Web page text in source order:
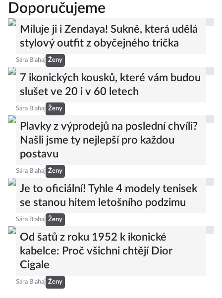
Doporučujeme
Miluje ji i Zendaya! Sukně, která udělá
stylový outfit z obyčejného trička
Sára Blahaj Ženy
7 ikonických kousků, které vám budou
slušet ve 20 i v 60 letech
Sára Blahaj Ženy
Plavky z výprodejů na poslední chvíli?
Našli jsme ty nejlepší pro každou
postavu
Sára Blahaj Ženy
Je to oficiální! Tyhle 4 modely tenisek
se stanou hitem letošního podzimu
Sára Blahaj Ženy
Od šatů z roku 1952 k ikonické
kabelce: Proč všichni chtějí Dior
Cigale
Sára Blahaj Ženy